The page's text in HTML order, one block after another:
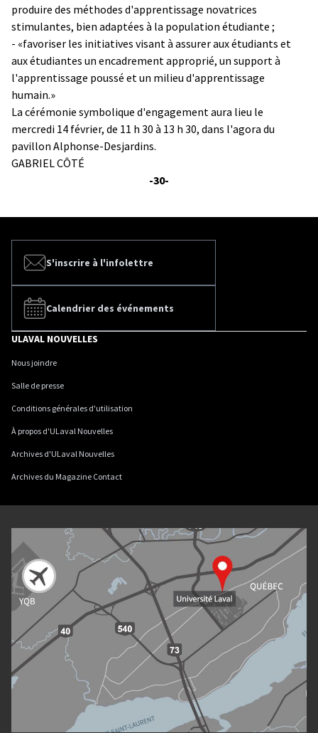
produire des méthodes d'apprentissage novatrices
stimulantes, bien adaptées à la population étudiante ;
- «favoriser les initiatives visant à assurer aux étudiants et
aux étudiantes un encadrement approprié, un support à
l'apprentissage poussé et un milieu d'apprentissage
humain.»
La cérémonie symbolique d'engagement aura lieu le
mercredi 14 février, de 11 h 30 à 13 h 30, dans l'agora du
pavillon Alphonse-Desjardins.
GABRIEL CÔTÉ
-30-
S'inscrire à l'infolettre
Calendrier des événements
ULAVAL NOUVELLES
Nous joindre
Salle de presse
Conditions générales d'utilisation
À propos d'ULaval Nouvelles
Archives d'ULaval Nouvelles
Archives du Magazine Contact